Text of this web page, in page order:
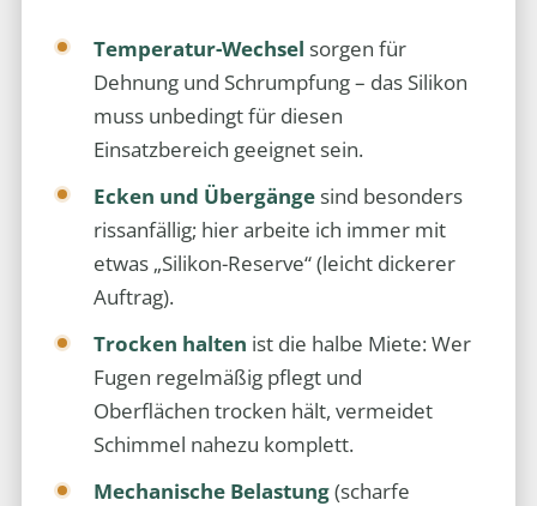
Temperatur-Wechsel sorgen für
Dehnung und Schrumpfung – das Silikon
muss unbedingt für diesen
Einsatzbereich geeignet sein.
Ecken und Übergänge sind besonders
rissanfällig; hier arbeite ich immer mit
etwas „Silikon-Reserve“ (leicht dickerer
Auftrag).
Trocken halten ist die halbe Miete: Wer
Fugen regelmäßig pflegt und
Oberflächen trocken hält, vermeidet
Schimmel nahezu komplett.
Mechanische Belastung(scharfe